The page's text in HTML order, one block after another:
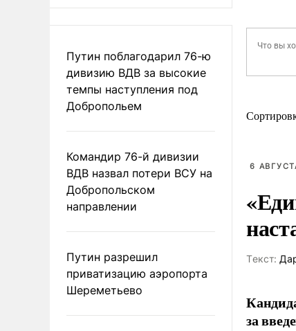
Путин поблагодарил 76-ю
дивизию ВДВ за высокие
темпы наступления под
Добропольем
Командир 76-й дивизии
ВДВ назвал потери ВСУ на
Добропольском
направлении
Путин разрешил
приватизацию аэропорта
Шереметьево
6
Tекст:
за